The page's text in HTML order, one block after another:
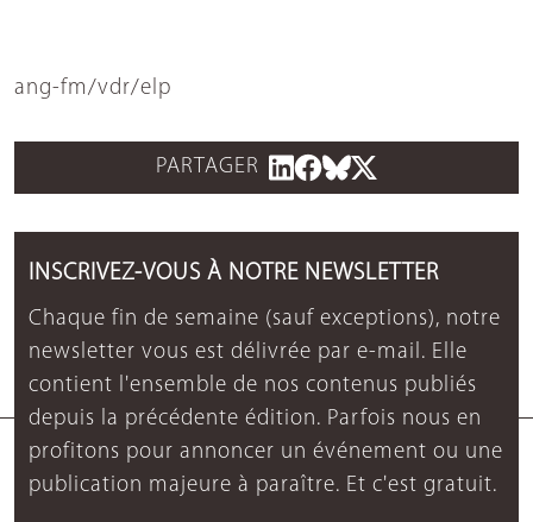
ang-fm/vdr/elp
PARTAGER
INSCRIVEZ-VOUS À NOTRE NEWSLETTER
Chaque fin de semaine (sauf exceptions), notre
newsletter vous est délivrée par e-mail. Elle
contient l'ensemble de nos contenus publiés
depuis la précédente édition. Parfois nous en
profitons pour annoncer un événement ou une
publication majeure à paraître. Et c'est gratuit.